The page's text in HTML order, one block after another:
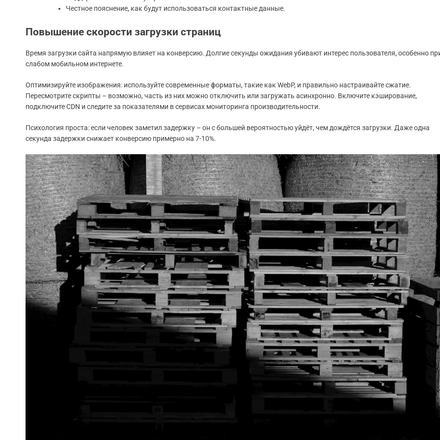
Честное пояснение, как будут использоваться контактные данные.
Повышение скорости загрузки страниц
Время загрузки сайта напрямую влияет на конверсию. Долгие секунды ожидания убивают интерес пользователя, особенно
слабом мобильном интернете.
Оптимизируйте изображения: используйте современные форматы, такие как WebP, и правильно настраивайте сжатие.
Пересмотрите скрипты – возможно, часть из них можно отключить или загружать асинхронно. Включите кэширование,
подключите CDN и следите за показателями в сервисах мониторинга производительности.
Психология проста: если человек заметил задержку – он с большей вероятностью уйдёт, чем дождётся загрузки. Даже одна
секунда задержки снижает конверсию примерно на 7-10%.